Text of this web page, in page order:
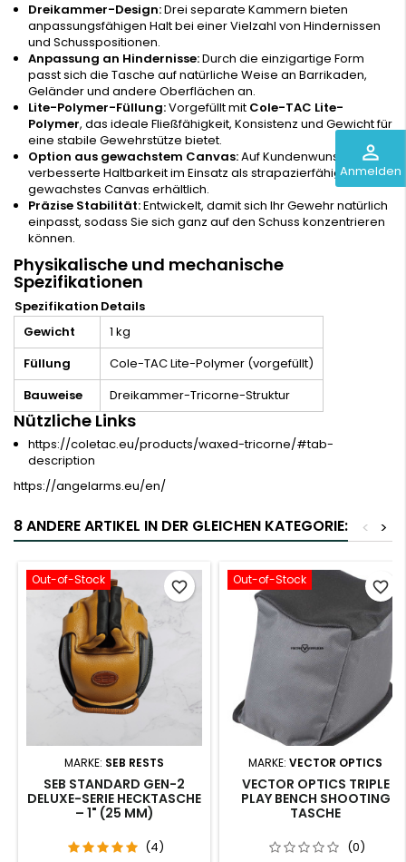
perm_identity
Anmelden
Dreikammer-Design:Drei separate Kammern bieten
anpassungsfähigen Halt bei einer Vielzahl von Hindernissen
und Schusspositionen.
Anpassung an Hindernisse:Durch die einzigartige Form
passt sich die Tasche auf natürliche Weise an Barrikaden,
Geländer und andere Oberflächen an.
Lite-Polymer-Füllung:Vorgefüllt mit Cole-TAC Lite-
Polymer, das ideale Fließfähigkeit, Konsistenz und Gewicht für
eine stabile Gewehrstütze bietet.
Option aus gewachstem Canvas:Auf Kundenwunsch für
verbesserte Haltbarkeit im Einsatz als strapazierfähiges
gewachstes Canvas erhältlich.
Präzise Stabilität:Entwickelt, damit sich Ihr Gewehr natürlich
einpasst, sodass Sie sich ganz auf den Schuss konzentrieren
können.
Physikalische und mechanische
Spezifikationen
Spezifikation Details
Gewicht
1 kg
Füllung
Cole-TAC Lite-Polymer (vorgefüllt)
Bauweise
Dreikammer-Tricorne-Struktur
Nützliche Links
https://coletac.eu/products/waxed-tricorne/#tab-
description
https://angelarms.eu/en/
8 ANDERE ARTIKEL IN DER GLEICHEN KATEGORIE: >
<
Out-of-Stock
MARKE: SEB RESTS
SEB STANDARD GEN-2
DELUXE-SERIE HECKTASCHE
– 1" (25 MM)
(4)
favorite_border Out-of-Stock
MARKE: VECTOR OPTICS
VECTOR OPTICS TRIPLE
PLAY BENCH SHOOTING
TASCHE
(0)
favorite_border